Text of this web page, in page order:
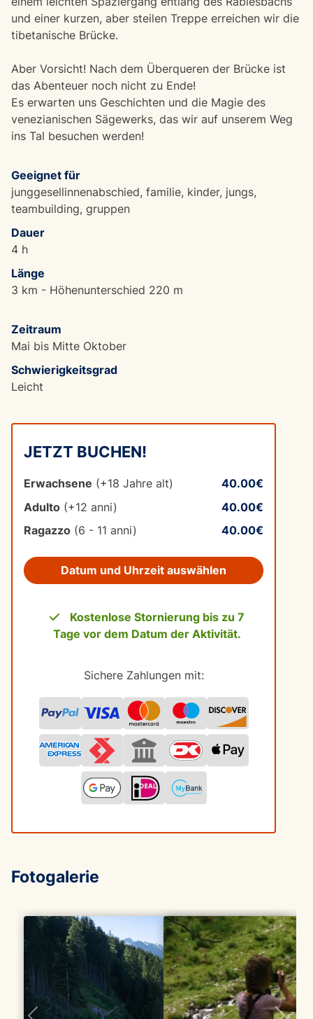
und einer kurzen, aber steilen Treppe erreichen wir die
tibetanische Brücke.
Aber Vorsicht! Nach dem Überqueren der Brücke ist
das Abenteuer noch nicht zu Ende!
Es erwarten uns Geschichten und die Magie des
venezianischen Sägewerks, das wir auf unserem Weg
ins Tal besuchen werden!
Geeignet für
junggesellinnenabschied, familie, kinder, jungs,
teambuilding, gruppen
Dauer
4 h
Länge
3 km - Höhenunterschied 220 m
Zeitraum
Mai bis Mitte Oktober
Schwierigkeitsgrad
Leicht
JETZT BUCHEN!
Erwachsene (+18 Jahre alt)
40.00€
Adulto (+12 anni)
40.00€
Ragazzo (6 - 11 anni) 40.00€
Datum und Uhrzeit auswählen
Kostenlose Stornierung bis zu 7
Tage vor dem Datum der Aktivität.
Sichere Zahlungen mit:
Fotogalerie